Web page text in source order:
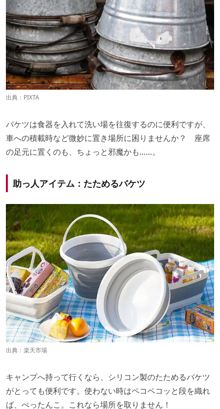
出典： PIXTA
バケツは食器を入れて洗い場を往復するのに便利ですが、
車への積載時など微妙に置き場所に困りませんか？ 座席
の足元に置くのも、ちょっと邪魔かも……。
助っ人アイテム：たためるバケツ
出典： 楽天市場
キャンプへ持って行くなら、シリコン製のたためるバケツ
がとっても便利です。使わない時はペコペコッと段を織れ
ば、ぺったんこ。これなら場所を取りません！